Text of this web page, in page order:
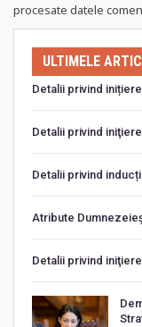
procesate datele
ULTIMELE
Detalii privind
Detalii privind
Detalii privind
Atribute
Detalii privind